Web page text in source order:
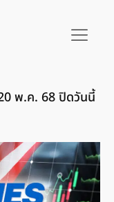
พ.ค.​ 68 ปิดวันนี้